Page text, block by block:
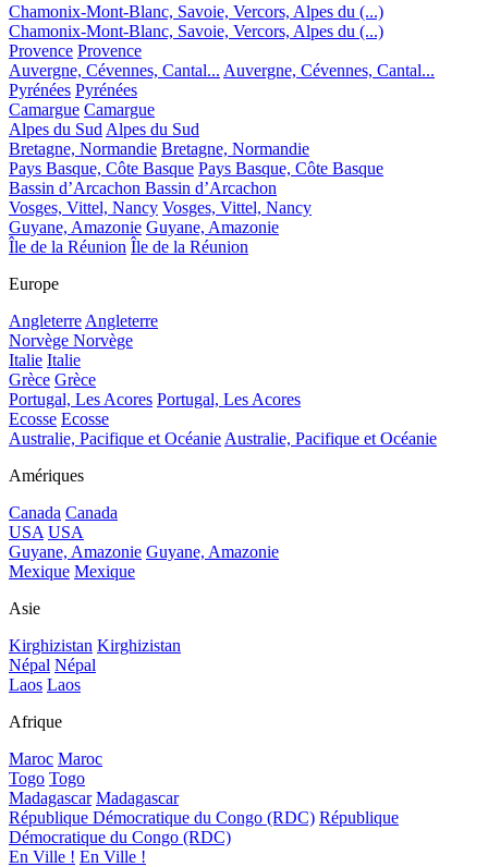
Chamonix-Mont-Blanc, Savoie, Vercors, Alpes du (...)
Chamonix-Mont-Blanc, Savoie, Vercors, Alpes du (...)
Provence Provence
Auvergne, Cévennes, Cantal... Auvergne, Cévennes, Cantal...
Pyrénées Pyrénées
Camargue Camargue
Alpes du Sud Alpes du Sud
Bretagne, Normandie Bretagne, Normandie
Pays Basque, Côte Basque Pays Basque, Côte Basque
Bassin d’Arcachon Bassin d’Arcachon
Vosges, Vittel, Nancy Vosges, Vittel, Nancy
Guyane, Amazonie Guyane, Amazonie
Île de la Réunion Île de la Réunion
Europe
Angleterre Angleterre
Norvège Norvège
Italie Italie
Grèce Grèce
Portugal, Les Acores Portugal, Les Acores
Ecosse Ecosse
Australie, Pacifique et Océanie Australie, Pacifique et Océanie
Amériques
Canada Canada
USA USA
Guyane, Amazonie Guyane, Amazonie
Mexique Mexique
Asie
Kirghizistan Kirghizistan
Népal Népal
Laos Laos
Afrique
Maroc Maroc
Togo Togo
Madagascar Madagascar
République Démocratique du Congo (RDC) République
Démocratique du Congo (RDC)
En Ville ! En Ville !